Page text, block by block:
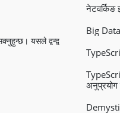
यसले द्वन्द्व
Big
अनुप्रयोग